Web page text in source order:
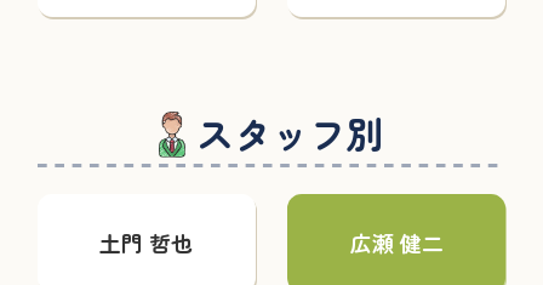
スタッフ別
土門 哲也 広瀬 健二